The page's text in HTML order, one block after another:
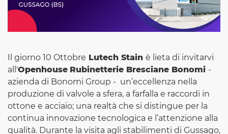
Il giorno 10 Ottobre Lutech Stain è lieta di invitarvi
all'Openhouse Rubinetterie Bresciane Bonomi -
azienda di Bonomi Group - un’eccellenza nella
produzione di valvole a sfera, a farfalla e raccordi in
ottone e acciaio; una realtà che si distingue per la
continua innovazione tecnologica e l’attenzione alla
qualità. Durante la visita agli stabilimenti di Gussago,